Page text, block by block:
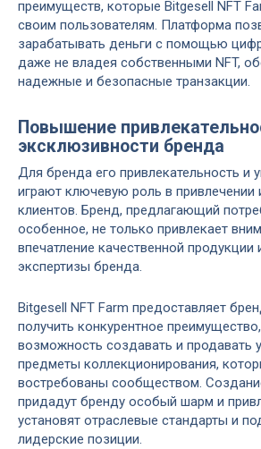
преимуществ, которые Bitgesell NFT
своим пользователям. Платформа
зарабатывать деньги с помощью
даже не владея собственными NFT,
надежные и безопасные транзакции.
Повышение
эксклюзивности бренда
Для бренда его привлекательность и
играют ключевую роль в привлечении
клиентов. Бренд, предлагающий
особенное, не только привлекает
впечатление качественной продукции
экспертизы бренда.
Bitgesell NFT Farm предоставляет
получить конкурентное
возможность создавать и продавать
предметы коллекционирования,
востребованы сообществом.
придадут бренду особый шарм и
установят отраслевые стандарты и
лидерские позиции.